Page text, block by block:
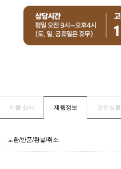
제품 상세 제품정보 관련상품
교환/반품/환불/취소